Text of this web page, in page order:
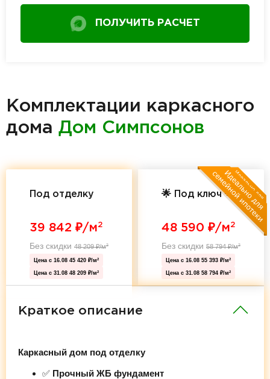
ПОЛУЧИТЬ РАСЧЕТ
Комплектации каркасного
дома Дом Симпсонов
Под отделку
39 842 ₽/м2
Без скидки 48 209₽/м2
Цена с 16.08 45 420 ₽/м2
Цена с 31.08 48 209 ₽/м2
🌟 Под ключ 🌟
48 590 ₽/м2
Без скидки 58 794₽/м2
Цена с 16.08 55 393 ₽/м2
Цена с 31.08 58 794 ₽/м2
Краткое описание
Каркасный дом под отделку
✅ Прочный ЖБ фундамент